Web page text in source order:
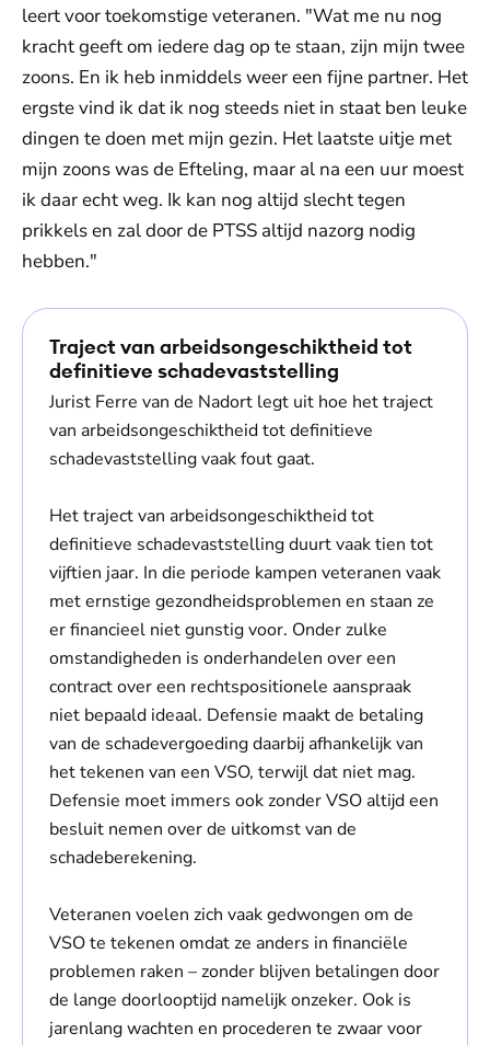
leert voor toekomstige veteranen. "Wat me nu nog
kracht geeft om iedere dag op te staan, zijn mijn twee
zoons. En ik heb inmiddels weer een fijne partner. Het
ergste vind ik dat ik nog steeds niet in staat ben leuke
dingen te doen met mijn gezin. Het laatste uitje met
mijn zoons was de Efteling, maar al na een uur moest
ik daar echt weg. Ik kan nog altijd slecht tegen
prikkels en zal door de PTSS altijd nazorg nodig
hebben."
Traject van arbeidsongeschiktheid tot
definitieve schadevaststelling
Jurist Ferre van de Nadort legt uit hoe het traject
van arbeidsongeschiktheid tot definitieve
schadevaststelling vaak fout gaat.
Het traject van arbeidsongeschiktheid tot
definitieve schadevaststelling duurt vaak tien tot
vijftien jaar. In die periode kampen veteranen vaak
met ernstige gezondheidsproblemen en staan ze
er financieel niet gunstig voor. Onder zulke
omstandigheden is onderhandelen over een
contract over een rechtspositionele aanspraak
niet bepaald ideaal. Defensie maakt de betaling
van de schadevergoeding daarbij afhankelijk van
het tekenen van een VSO, terwijl dat niet mag.
Defensie moet immers ook zonder VSO altijd een
besluit nemen over de uitkomst van de
schadeberekening.
Veteranen voelen zich vaak gedwongen om de
VSO te tekenen omdat ze anders in financiële
problemen raken – zonder blijven betalingen door
de lange doorlooptijd namelijk onzeker. Ook is
jarenlang wachten en procederen te zwaar voor